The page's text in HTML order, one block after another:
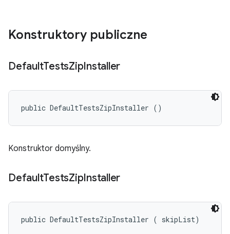
Konstruktory publiczne
DefaultTestsZipInstaller
public DefaultTestsZipInstaller ()
Konstruktor domyślny.
DefaultTestsZipInstaller
public DefaultTestsZipInstaller ( skipList)